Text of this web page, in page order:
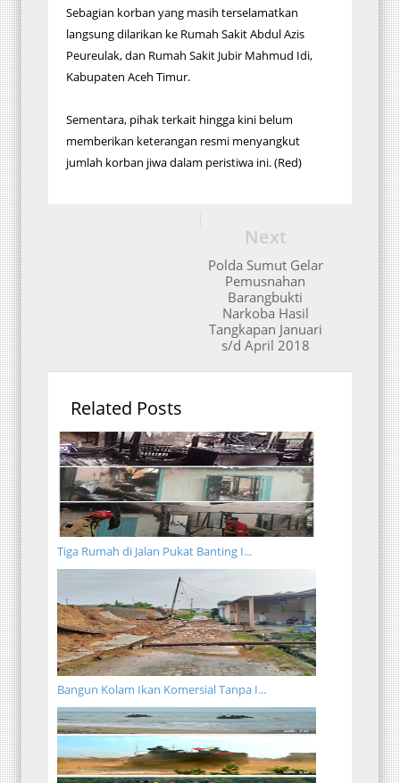
Sebagian korban yang masih terselamatkan
langsung dilarikan ke Rumah Sakit Abdul Azis
Peureulak, dan Rumah Sakit Jubir Mahmud Idi,
Kabupaten Aceh Timur.
Sementara, pihak terkait hingga kini belum
memberikan keterangan resmi menyangkut
jumlah korban jiwa dalam peristiwa ini. (Red)
Next
Polda Sumut Gelar
Pemusnahan
Barangbukti
Narkoba Hasil
Tangkapan Januari
s/d April 2018
Related Posts
Tiga Rumah di Jalan Pukat Banting I...
Bangun Kolam Ikan Komersial Tanpa I...